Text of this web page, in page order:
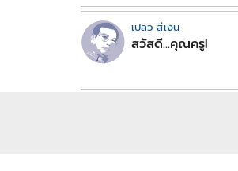
เปลว สีเงิน
สวัสดี...คุณครู!